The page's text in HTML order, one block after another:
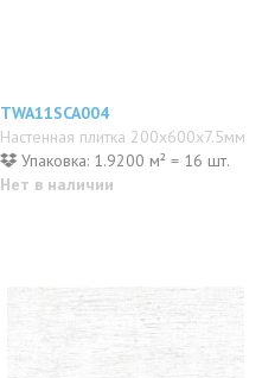
TWA11SCA004
Настенная плитка 200x600x7.5мм
Упаковка: 1.9200 м² = 16 шт.
Нет в наличии